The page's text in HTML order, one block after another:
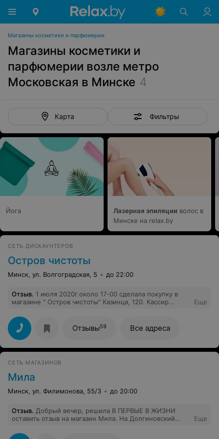
Магазины косметики и парфюмерии
Магазины косметики и
парфюмерии возле метро
Московская в Минске 4
Карта Фильтры
Йога Лазерная эпиляции волос в
Минске на relax.by
СЕТЬ ДИСКАУНТЕРОВ
Остров чистоты
Минск, ул. Волгоградская, 5 до 22:00
Отзыв. 1 июля 2020г.около 17-00 сделала покупку в
магазине " Остров чистоты" Казинца, 120. Кассир
"Умной эмали" за 4, 38. Эта эмаль была мною
оплачена, но не выдана мне. Касса находится возле
секции косметики и парфюмерии. Прошу просмотреть
этот инцидент по камерам видеонаблюдения и вернуть
мне мою покупку. Я была в белой блузке, черная
дезодорант муж. " Reksona", шоколад, печенье,
батончики. Очень надеюсь на ваше понимание и
порядочность.
Еще
Отзывы59 Все адреса
СЕТЬ МАГАЗИНОВ
Мила
Минск, ул. Филимонова, 55/3 до 20:00
Отзыв. Добрый вечер, решила В ПЕРВЫЕ В ЖИЗНИ
оставить отзыв на магазин Мила. На Долгиновский
отвратительный продавец Елизавета Андреевна или
Еще